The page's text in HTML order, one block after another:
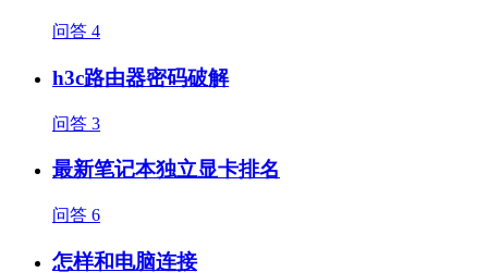
问答 4
h3c路由器密码破解
问答 3
最新笔记本独立显卡排名
问答 6
怎样和电脑连接